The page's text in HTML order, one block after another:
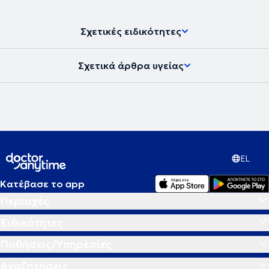
Σχετικές ειδικότητες
Σχετικά άρθρα υγείας
EL
Κατέβασε το app